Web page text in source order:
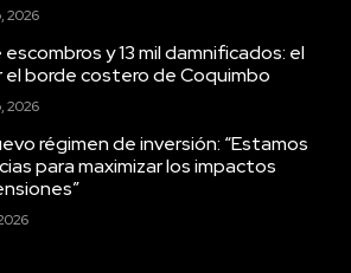
régimen de inversión: “Estamos
para maximizar los impactos
de Santiago infiltraron
en diez días (y el mérito es de